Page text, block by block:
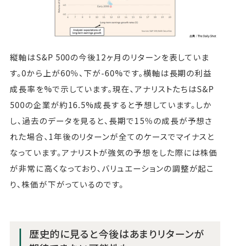
縦軸はS&P 500の今後12ヶ月のリターンを表していま
す。0から上が60％、下が-60%です。横軸は長期の利益
成長率を%で示しています。現在、アナリストたちはS&P
500の企業が約16.5%成長すると予想しています。しか
し、過去のデータを見ると、長期で15％の成長が予想さ
れた場合、1年後のリターンが全てのケースでマイナスと
なっています。アナリストが強気の予想をした際には株価
が非常に高くなっており、バリュエーションの調整が起こ
り、株価が下がっているのです。
歴史的に見ると今後はあまりリターンが